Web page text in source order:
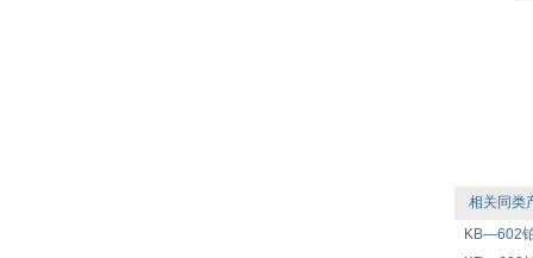
相关同类
KB—602